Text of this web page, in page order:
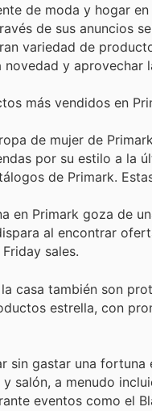
de moda y hogar
de sus anuncios
variedad de
y aprovechar
más vendidos en
de mujer de
por su estilo a
de Primark.
en Primark goza de
al encontrar
sales.
casa también son
estrella, con
sin gastar una
salón, a menudo
eventos como el